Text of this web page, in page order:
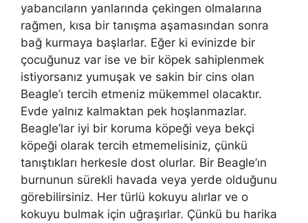
yabancıların yanlarında çekingen olmalarına
rağmen, kısa bir tanışma aşamasından sonra
bağ kurmaya başlarlar. Eğer ki evinizde bir
çocuğunuz var ise ve bir köpek sahiplenmek
istiyorsanız yumuşak ve sakin bir cins olan
Beagle’ı tercih etmeniz mükemmel olacaktır.
Evde yalnız kalmaktan pek hoşlanmazlar.
Beagle’lar iyi bir koruma köpeği veya bekçi
köpeği olarak tercih etmemelisiniz, çünkü
tanıştıkları herkesle dost olurlar. Bir Beagle’ın
burnunun sürekli havada veya yerde olduğunu
görebilirsiniz. Her türlü kokuyu alırlar ve o
kokuyu bulmak için uğraşırlar. Çünkü bu harika